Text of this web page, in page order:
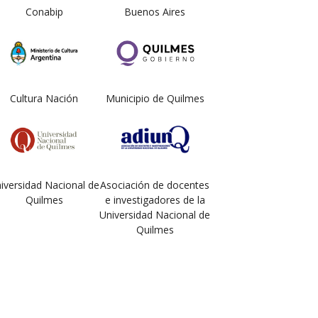
Conabip Buenos Aires
Cultura Nación Municipio de Quilmes
Nacional de
Quilmes
Asociación de docentes
e investigadores de la
Universidad Nacional de
Quilmes